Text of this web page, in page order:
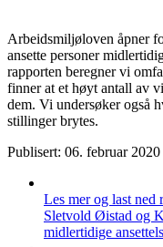
Arbeidsmiljøloven åpner
ansette personer
rapporten beregner vi
finner at et høyt antall av
dem. Vi undersøker også
stillinger brytes.
Publisert: 06. februar 2020
Les mer og last ned
Sletvold Øistad og
midlertidige